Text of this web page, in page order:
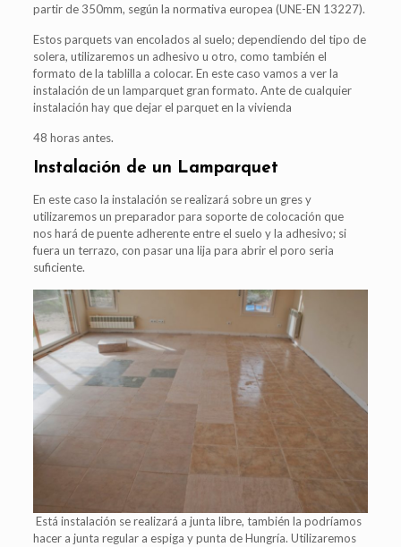
partir de 350mm, según la normativa europea (UNE-EN 13227).
Estos parquets van encolados al suelo; dependiendo del tipo de
solera, utilizaremos un adhesivo u otro, como también el
formato de la tablilla a colocar. En este caso vamos a ver la
instalación de un lamparquet gran formato. Ante de cualquier
instalación hay que dejar el parquet en la vivienda
48 horas antes.
Instalación de un Lamparquet
En este caso la instalación se realizará sobre un gres y
utilizaremos un preparador para soporte de colocación que
nos hará de puente adherente entre el suelo y la adhesivo; si
fuera un terrazo, con pasar una lija para abrir el poro seria
suficiente.
Está instalación se realizará a junta libre, también la podríamos
hacer a junta regular a espiga y punta de Hungría. Utilizaremos